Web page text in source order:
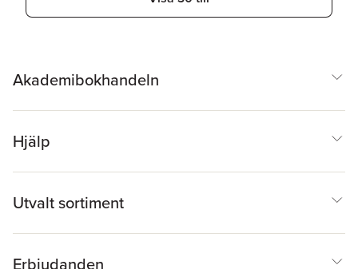
Akademibokhandeln
Hjälp
Utvalt sortiment
Erbjudanden